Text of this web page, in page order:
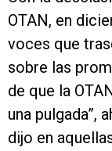
OTAN, en
voces que
sobre las
de que la
una pulgada”,
dijo en